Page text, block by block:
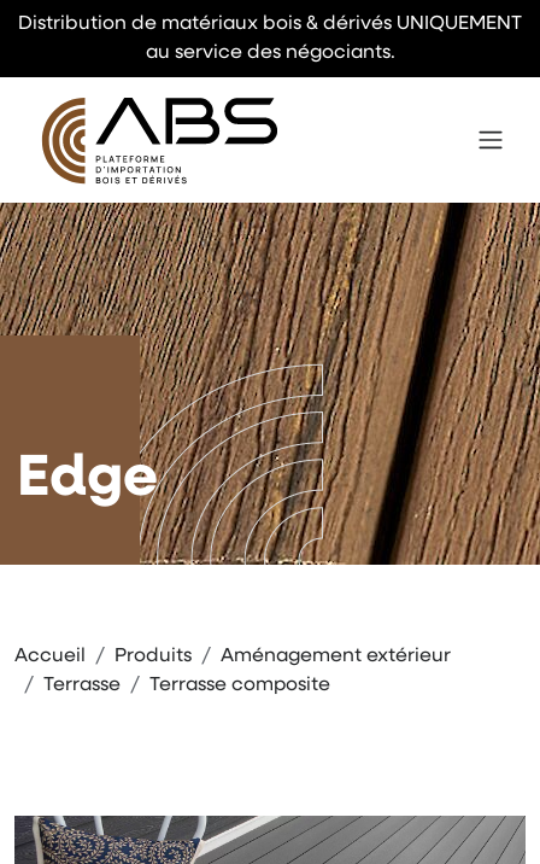
Distribution de matériaux bois & dérivés UNIQUEMENT
au service des négociants.
Edge
Accueil Produits
Aménagement extérieur
Terrasse
Terrasse composite